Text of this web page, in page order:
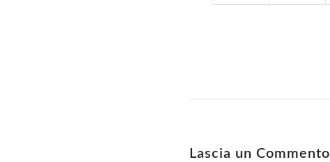
Lascia un Commento